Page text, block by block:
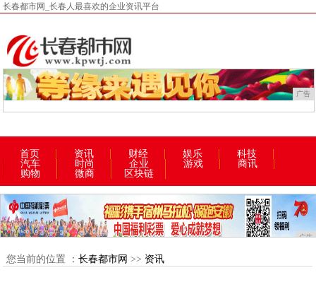
长春都市网_长春人最喜欢的企业资讯平台
广告
首页 资讯 财经 娱乐
科技
汽车
时尚 企业 游戏
商讯
购物
微商 区块链
广告
您当前的位置 ： 长春都市网 >> 资讯